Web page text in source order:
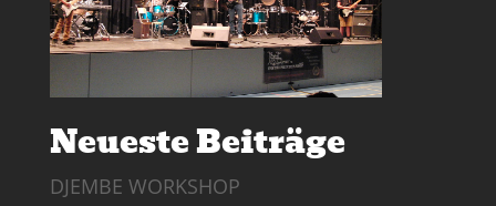
Neueste Beiträge
DJEMBE WORKSHOP